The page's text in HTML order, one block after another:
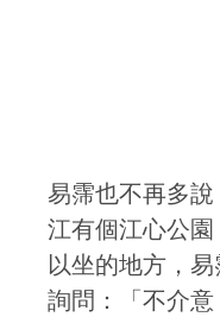
易霈也不再多
江有個江心公
以坐的地方，
詢問：「不介意